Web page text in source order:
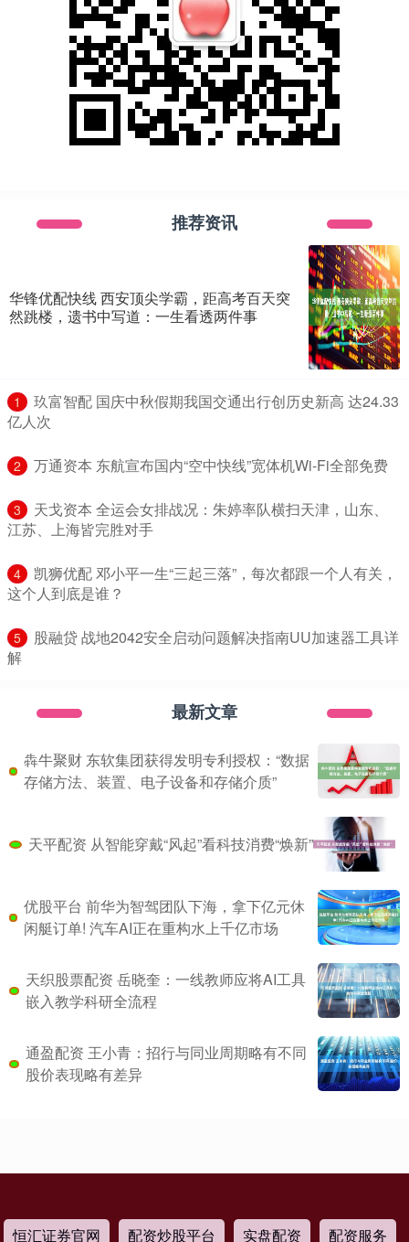
推荐资讯
华锋优配快线 西安顶尖学霸，距高考百天突
然跳楼，遗书中写道：一生看透两件事
1
​玖富智配 国庆中秋假期我国交通出行创历史新高 达24.33
亿人次
2 ​万通资本 东航宣布国内“空中快线”宽体机Wi-Fi全部免费
3
​天戈资本 全运会女排战况：朱婷率队横扫天津，山东、
江苏、上海皆完胜对手
4
​凯狮优配 邓小平一生“三起三落”，每次都跟一个人有关，
这个人到底是谁？
5
​股融贷 战地2042安全启动问题解决指南UU加速器工具详
解
最新文章
犇牛聚财 东软集团获得发明专利授权：“数据
存储方法、装置、电子设备和存储介质”
天平配资 从智能穿戴“风起”看科技消费“焕新”
优股平台 前华为智驾团队下海，拿下亿元休
闲艇订单! 汽车AI正在重构水上千亿市场
天织股票配资 岳晓奎：一线教师应将AI工具
嵌入教学科研全流程
通盈配资 王小青：招行与同业周期略有不同
股价表现略有差异
恒汇证券官网 配资炒股平台 实盘配资 配资服务